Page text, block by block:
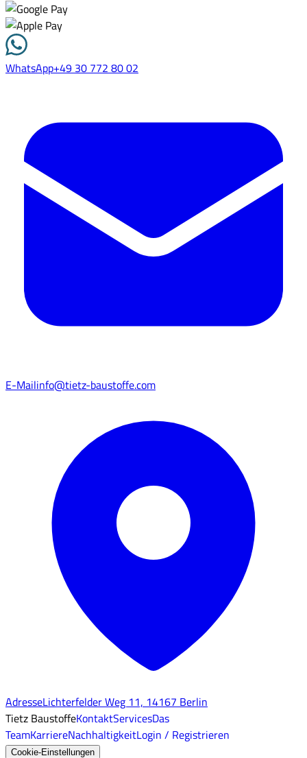
WhatsApp+49 30 772 80 02
E-Mailinfo@tietz-baustoffe.com
AdresseLichterfelder Weg 11, 14167 Berlin
Tietz BaustoffeKontaktServicesDas
TeamKarriereNachhaltigkeitLogin / Registrieren
Cookie-Einstellungen